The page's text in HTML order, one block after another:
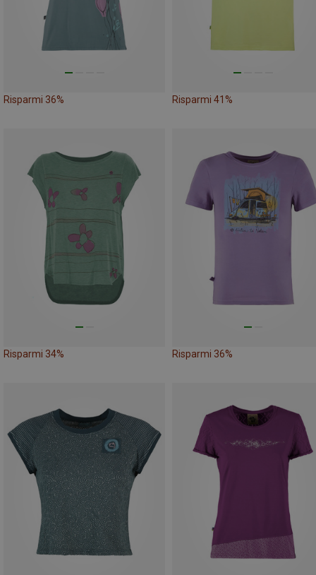
Risparmi 36% Risparmi 41%
Risparmi 34% Risparmi 36%